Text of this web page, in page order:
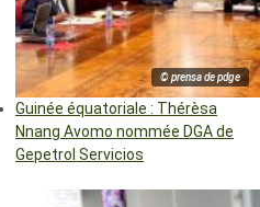
© prensa de pdge
Guinée équatoriale : Thérèsa
Nnang Avomo nommée DGA de
Gepetrol Servicios